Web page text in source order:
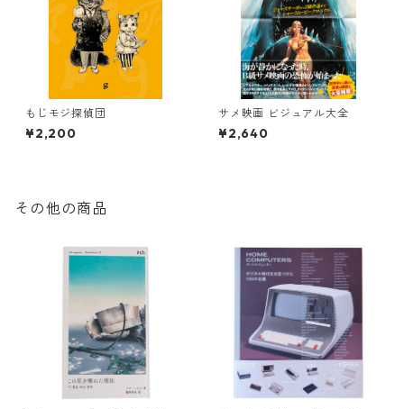
もじモジ探偵団
¥2,200
サメ映画 ビジュアル大全
¥2,640
その他の商品